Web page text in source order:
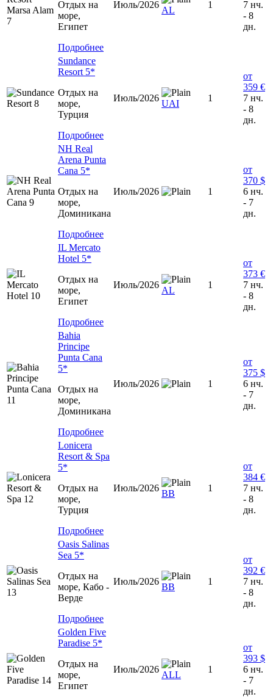
Отдых на
море,
Египет
Подробнее
Июль/2026
AL
1
7 нч.
- 8
дн.
Sundance
Resort 5*
Отдых на
море,
Турция
Подробнее
Июль/2026
UAI
1
от
359 €
7 нч.
- 8
дн.
NH Real
Arena Punta
Cana 5*
Отдых на
море,
Доминиканa
Подробнее
Июль/2026 1
от
370 $
6 нч.
- 7
дн.
IL Mercato
Hotel 5*
Отдых на
море,
Египет
Подробнее
Июль/2026
AL
1
от
373 €
7 нч.
- 8
дн.
Bahia
Principe
Punta Cana
5*
Отдых на
море,
Доминиканa
Подробнее
Июль/2026 1
от
375 $
6 нч.
- 7
дн.
Lonicera
Resort & Spa
5*
Отдых на
море,
Турция
Подробнее
Июль/2026
ВВ
1
от
384 €
7 нч.
- 8
дн.
Oasis Salinas
Sea 5*
Отдых на
море, Кабо -
Верде
Подробнее
Июль/2026
BB
1
от
392 €
7 нч.
- 8
дн.
Golden Five
Paradise 5*
Отдых на
море,
Египет
Июль/2026
ALL
1
от
393 $
6 нч.
- 7
дн.